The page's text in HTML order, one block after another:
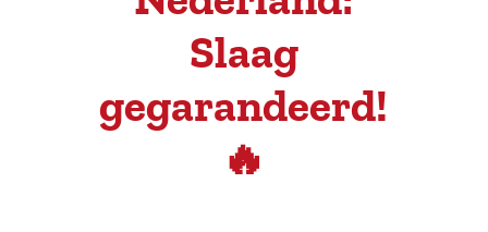
Slaag
gegarandeerd!
🔥